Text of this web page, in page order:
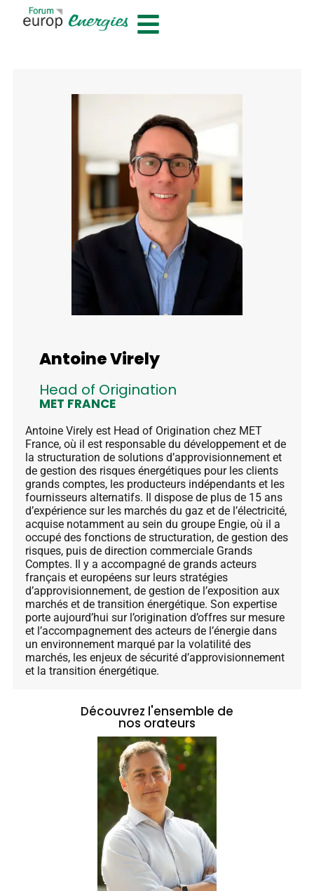
Antoine Virely
Head of Origination
MET FRANCE
Antoine Virely est Head of Origination chez MET
France, où il est responsable du développement et de
la structuration de solutions d’approvisionnement et
de gestion des risques énergétiques pour les clients
grands comptes, les producteurs indépendants et les
fournisseurs alternatifs. Il dispose de plus de 15 ans
d’expérience sur les marchés du gaz et de l’électricité,
acquise notamment au sein du groupe Engie, où il a
occupé des fonctions de structuration, de gestion des
risques, puis de direction commerciale Grands
Comptes. Il y a accompagné de grands acteurs
français et européens sur leurs stratégies
d’approvisionnement, de gestion de l’exposition aux
marchés et de transition énergétique. Son expertise
porte aujourd’hui sur l’origination d’offres sur mesure
et l’accompagnement des acteurs de l’énergie dans
un environnement marqué par la volatilité des
marchés, les enjeux de sécurité d’approvisionnement
et la transition énergétique.
Découvrez l'ensemble de
nos orateurs